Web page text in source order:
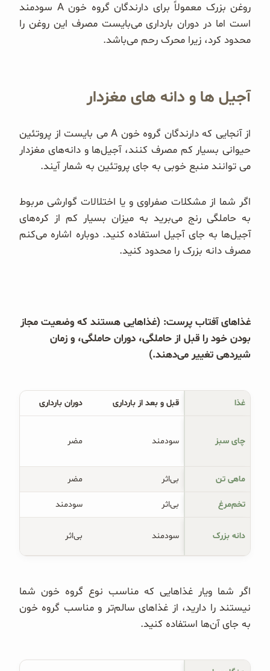
روغن بزرک معمولاً برای دارندگان گروه خون A سودمند
است اما در دوران بارداری می‌بایست مصرف این روغن را
محدود کرد، زیرا محرک رحم می‌باشد.
آجیل ها و دانه های مغزدار
از آنجایی که دارندگان گروه خون A می بایست از پروتئین
حیوانی بسیار کم مصرف کنند، آجیل‌ها و دانه‌های مغزدار
می توانند منبع خوبی به جای پروتئین به شمار آیند.
اگر شما از مشکلات صفراوی و یا اختلالات گوارشی مربوط
به حاملگی رنج می‌برید به میزان بسیار کم از کره‌های
آجیل‌ها به جای آجیل استفاده کنید. دوباره اشاره می‌کنم
مصرف دانه بزرک را محدود کنید.
غذاهای آفتاب پرست: (غذاهایی هستند که وضعیت مجاز
بودن خود را قبل از حاملگی، دوران حاملگی، و زمان
شیردهی تغییر می‌دهند.)
غذا قبل و بعد از بارداری دوران بارداری
چای سبز سودمند مضر
ماهی تن بی‌اثر مضر
تخم‌مرغ بی‌اثر سودمند
دانه بزرک سودمند بی‌اثر
اگر شما ویار غذاهایی که مناسب نوع گروه خون شما
نیستند را دارید، از غذاهای سالم‌تر و مناسب گروه خون
به جای آن‌ها استفاده کنید.